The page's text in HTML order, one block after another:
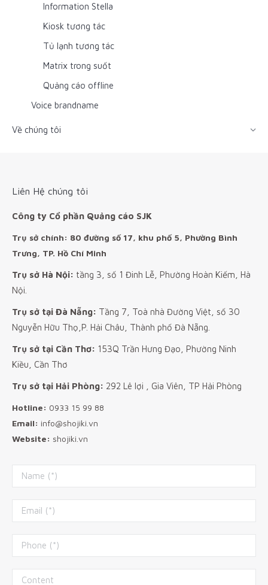
Information Stella
Kiosk tương tác
Tủ lạnh tương tác
Matrix trong suốt
Quảng cáo offline
Voice brandname
Về chúng tôi
Liên Hệ chúng tôi
Công ty Cổ phần Quảng cáo SJK
Trụ sở chính: 80 đường số 17, khu phố 5, Phường Bình
Trưng, TP. Hồ Chí Minh
Trụ sở Hà Nội: tầng 3, số 1 Đinh Lễ, Phường Hoàn Kiếm, Hà
Nội.
Trụ sở tại Đà Nẵng: Tầng 7, Toà nhà Đường Việt, số 30
Nguyễn Hữu Thọ,P. Hải Châu, Thành phố Đà Nẵng.
Trụ sở tại Cần Thơ: 153Q Trần Hưng Đạo, Phường Ninh
Kiều, Cần Thơ
Trụ sở tại Hải Phòng: 292 Lê lợi , Gia Viên, TP Hải Phòng
Hotline: 0933 15 99 88
Email: info@shojiki.vn
Website: shojiki.vn